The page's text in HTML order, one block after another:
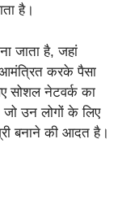
है।
जाता है, जहां
आमंत्रित करके पैसा
सोशल नेटवर्क का
उन लोगों के लिए
बनाने की आदत है।